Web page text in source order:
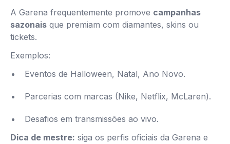
A Garena frequentemente promove campanhas
sazonais que premiam com diamantes, skins ou
tickets.
Exemplos:
Eventos de Halloween, Natal, Ano Novo.
Parcerias com marcas (Nike, Netflix, McLaren).
Desafios em transmissões ao vivo.
Dica de mestre: siga os perfis oficiais da Garena e